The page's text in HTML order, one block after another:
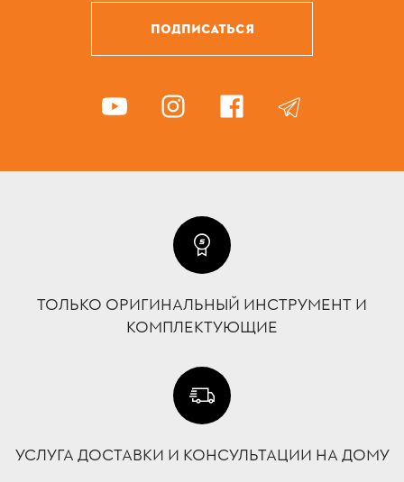
ПОДПИСАТЬСЯ
ТОЛЬКО ОРИГИНАЛЬНЫЙ ИНСТРУМЕНТ И
КОМПЛЕКТУЮЩИЕ
УСЛУГА ДОСТАВКИ И КОНСУЛЬТАЦИИ НА ДОМУ